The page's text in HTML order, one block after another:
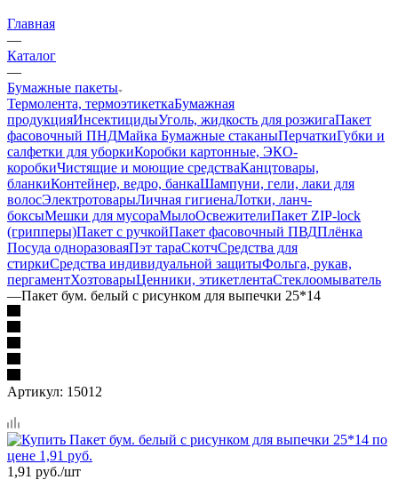
Главная
—
Каталог
—
Бумажные пакеты
Термолента, термоэтикеткаБумажная
продукцияИнсектицидыУголь, жидкость для розжигаПакет
фасовочный ПНДМайка Бумажные стаканыПерчаткиГубки и
салфетки для уборкиКоробки картонные, ЭКО-
коробкиЧистящие и моющие средстваКанцтовары,
бланкиКонтейнер, ведро, банкаШампуни, гели, лаки для
волосЭлектротоварыЛичная гигиенаЛотки, ланч-
боксыМешки для мусораМылоОсвежителиПакет ZIP-lock
(грипперы)Пакет с ручкойПакет фасовочный ПВДПлёнка
Посуда одноразоваяПэт тараСкотчСредства для
стиркиСредства индивидуальной защитыФольга, рукав,
пергаментХозтоварыЦенники, этикетлентаСтеклоомыватель
—Пакет бум. белый с рисунком для выпечки 25*14
Артикул: 15012
1,91 руб./шт